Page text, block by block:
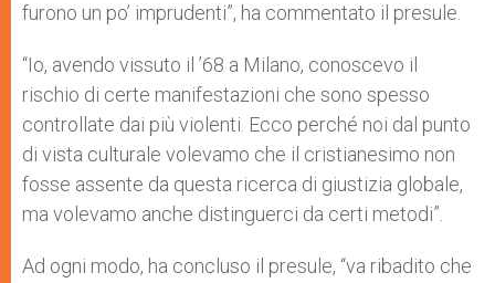
furono un po’ imprudenti”, ha commentato il presule.
“Io, avendo vissuto il ’68 a Milano, conoscevo il
rischio di certe manifestazioni che sono spesso
controllate dai più violenti. Ecco perché noi dal punto
di vista culturale volevamo che il cristianesimo non
fosse assente da questa ricerca di giustizia globale,
ma volevamo anche distinguerci da certi metodi”.
Ad ogni modo, ha concluso il presule, “va ribadito che